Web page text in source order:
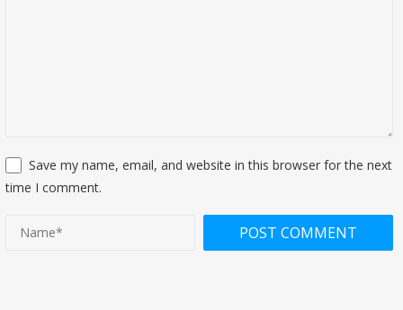
Save my name, email, and website in this browser for the next
time I comment.